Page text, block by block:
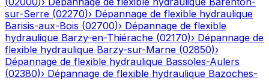
sur-Serre (02270)› Dépannage de flexible hydraulique
Barisis-aux-Bois (02700)› Dépannage de flexible
hydraulique Barzy-en-Thiérache (02170)› Dépannage de
flexible hydraulique Barzy-sur-Marne (02850)›
Dépannage de flexible hydraulique Bassoles-Aulers
(02380)› Dépannage de flexible hydraulique Bazoches-